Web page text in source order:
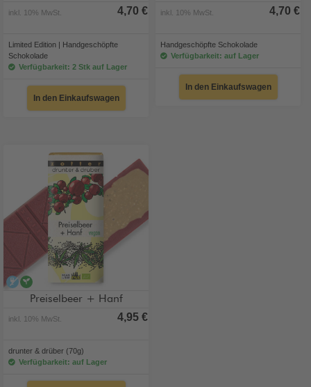
inkl. 10% MwSt. 4,70 €
Limited Edition | Handgeschöpfte
Schokolade
Verfügbarkeit: 2 Stk auf Lager
In den Einkaufswagen
inkl. 10% MwSt. 4,70 €
Handgeschöpfte Schokolade
Verfügbarkeit: auf Lager
In den Einkaufswagen
alkoholfrei
vegan
Preiselbeer + Hanf
inkl. 10% MwSt. 4,95 €
drunter & drüber (70g)
Verfügbarkeit: auf Lager